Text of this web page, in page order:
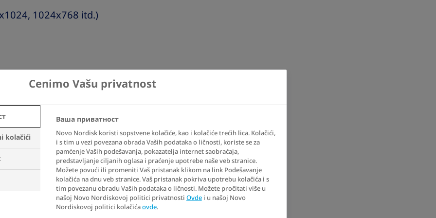
1024x768 itd.)
na internetu)
pojedinca
informacije o Vama koje vas lično
našeg veb-sajta mogu zahtevati da se
možemo od Vas tražiti informacije kao
da bismo bolje razumeli svrhu Vaše posete i
Cenimo Vašu privatnost
kolačići
Ваша приватност
Novo Nordisk koristi sopstvene kolačiće, kao i kolačiće trećih lica. Kolačići,
i s tim u vezi povezana obrada Vaših podataka o ličnosti, koriste se za
pamćenje Vaših podešavanja, pokazatelja internet saobraćaja,
predstavljanje ciljanih oglasa i praćenje upotrebe naše veb stranice.
Možete povući ili promeniti Vaš pristanak klikom na link Podešavanje
kolačića na dnu veb stranice. Vaš pristanak pokriva upotrebu kolačića i s
tim povezanu obradu Vaših podataka o ličnosti. Možete pročitati više u
našoj Novo Nordiskovoj politici privatnosti Ovdei u našoj Novo
Nordiskovoj politici kolačićaovde.